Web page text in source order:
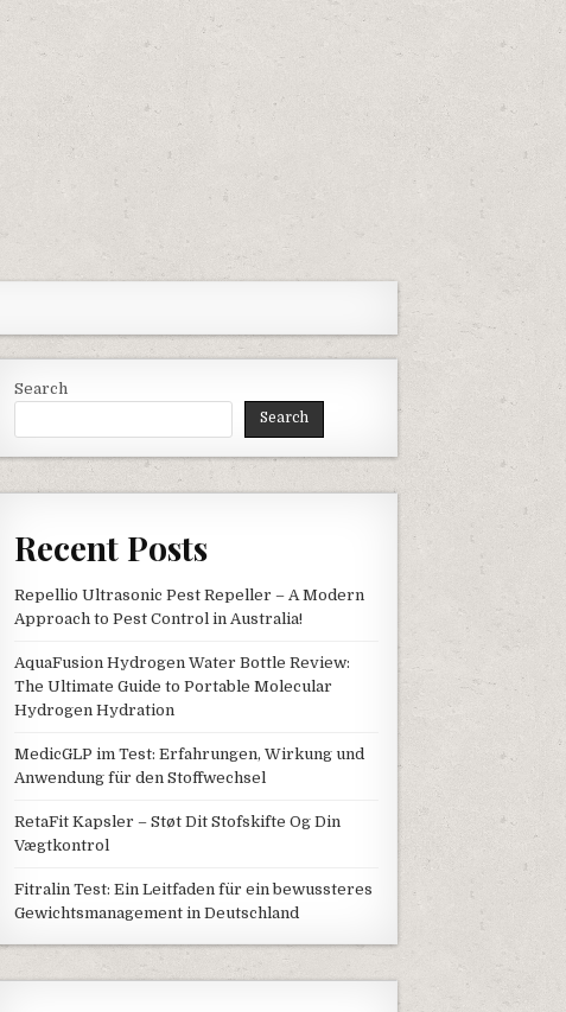
Search
Search
Recent Posts
Repellio Ultrasonic Pest Repeller – A Modern
Approach to Pest Control in Australia!
AquaFusion Hydrogen Water Bottle Review:
The Ultimate Guide to Portable Molecular
Hydrogen Hydration
MedicGLP im Test: Erfahrungen, Wirkung und
Anwendung für den Stoffwechsel
RetaFit Kapsler – Støt Dit Stofskifte Og Din
Vægtkontrol
Fitralin Test: Ein Leitfaden für ein bewussteres
Gewichtsmanagement in Deutschland